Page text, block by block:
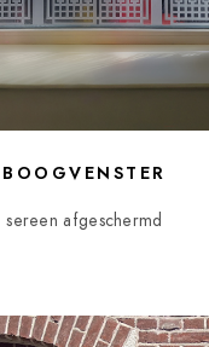
BOOGVENSTER
sereen afgeschermd